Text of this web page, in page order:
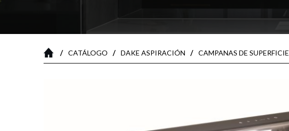
/ CATÁLOGO / DAKE ASPIRACIÓN / CAMPANAS DE SUPERFICIE